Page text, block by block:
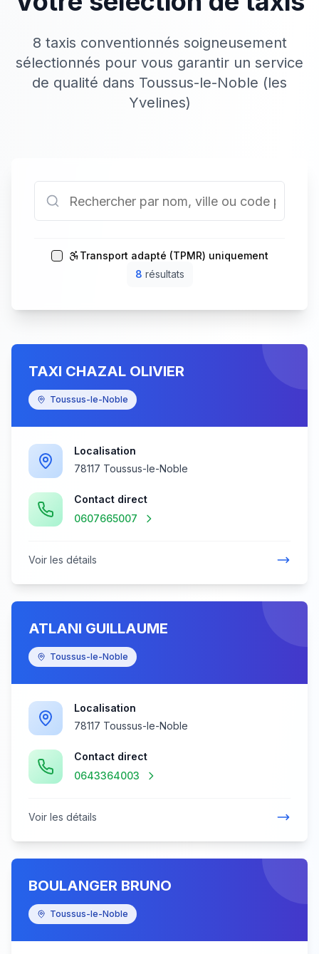
8 taxis conventionnés soigneusement
sélectionnés pour vous garantir un service
de qualité dans Toussus-le-Noble (les
Yvelines)
Transport adapté (TPMR) uniquement
8 résultats
TAXI CHAZAL OLIVIER
Toussus-le-Noble
Localisation
78117 Toussus-le-Noble
Contact direct
0607665007
Voir les détails
ATLANI GUILLAUME
Toussus-le-Noble
Localisation
78117 Toussus-le-Noble
Contact direct
0643364003
Voir les détails
BOULANGER BRUNO
Toussus-le-Noble